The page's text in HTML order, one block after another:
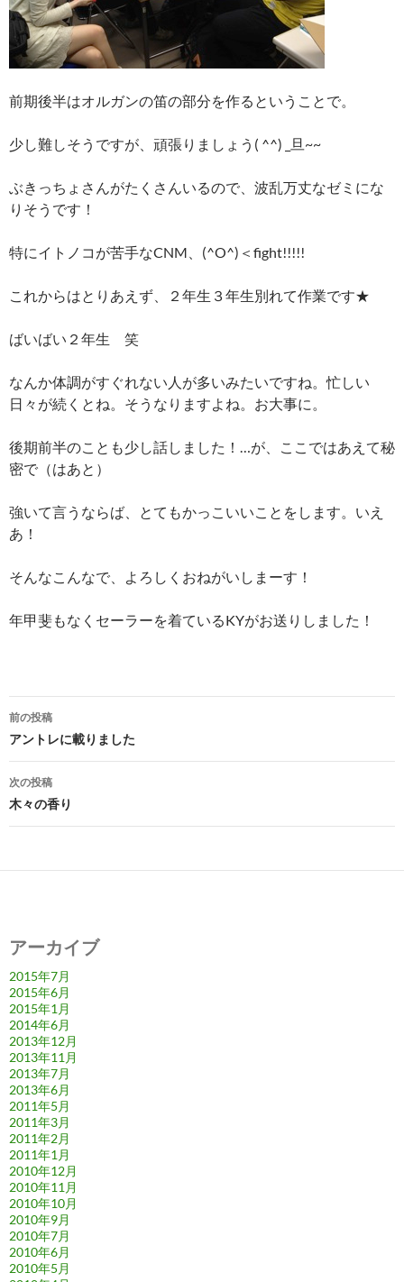
前期後半はオルガンの笛の部分を作るということで。
少し難しそうですが、頑張りましょう( ^^) _旦~~
ぶきっちょさんがたくさんいるので、波乱万丈なゼミにな
りそうです！
特にイトノコが苦手なCNM、(^O^)＜fight!!!!!
これからはとりあえず、２年生３年生別れて作業です★
ばいばい２年生 笑
なんか体調がすぐれない人が多いみたいですね。忙しい
日々が続くとね。そうなりますよね。お大事に。
後期前半のことも少し話しました！…が、ここではあえて秘
密で（はあと）
強いて言うならば、とてもかっこいいことをします。いえ
あ！
そんなこんなで、よろしくおねがいしまーす！
年甲斐もなくセーラーを着ているKYがお送りしました！
投
稿
ナ
ビ
ゲ
ー
ン
前の投稿
アントレに載りました
次の投稿
木々の香り
アーカイブ
2015年7月
2015年6月
2015年1月
2014年6月
2013年12月
2013年11月
2013年7月
2013年6月
2011年5月
2011年3月
2011年2月
2011年1月
2010年12月
2010年11月
2010年10月
2010年9月
2010年7月
2010年6月
2010年5月